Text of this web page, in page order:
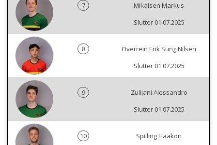
7
Mikalsen Markus
Slutter 01.07.2025
8
Overrein Erik Sung Nilsen
Slutter 01.07.2025
9
Zulijani Alessandro
Slutter 01.07.2025
10
Spilling Haakon